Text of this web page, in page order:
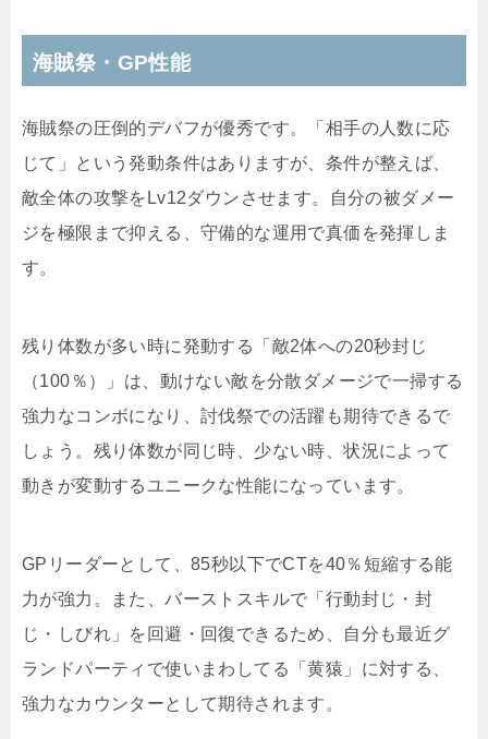
海賊祭・GP性能
海賊祭の圧倒的デバフが優秀です。「相手の人数に応
じて」という発動条件はありますが、条件が整えば、
敵全体の攻撃をLv12ダウンさせます。自分の被ダメー
ジを極限まで抑える、守備的な運用で真価を発揮しま
す。
残り体数が多い時に発動する「敵2体への20秒封じ
（100％）」は、動けない敵を分散ダメージで一掃する
強力なコンボになり、討伐祭での活躍も期待できるで
しょう。残り体数が同じ時、少ない時、状況によって
動きが変動するユニークな性能になっています。
GPリーダーとして、85秒以下でCTを40％短縮する能
力が強力。また、バーストスキルで「行動封じ・封
じ・しびれ」を回避・回復できるため、自分も最近グ
ランドパーティで使いまわしてる「黄猿」に対する、
強力なカウンターとして期待されます。